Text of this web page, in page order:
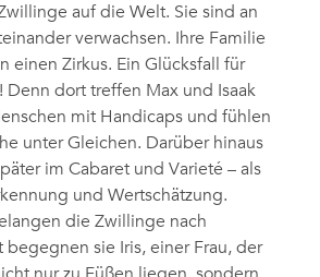
auf die Welt. Sie sind an
verwachsen. Ihre Familie
einen Zirkus. Ein Glücksfall für
dort treffen Max und Isaak
mit Handicaps und fühlen
unter Gleichen. Darüber hinaus
im Cabaret und Varieté – als
und Wertschätzung.
die Zwillinge nach
begegnen sie Iris, einer Frau, der